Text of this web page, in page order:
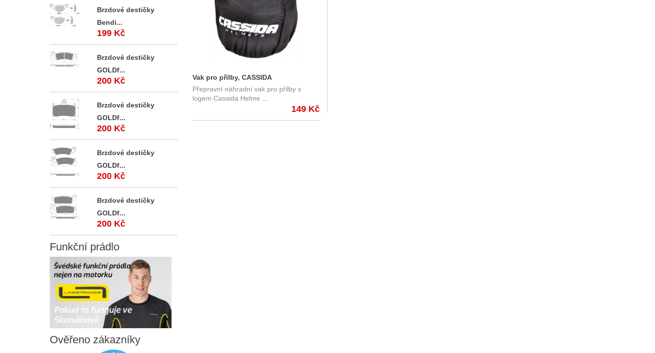
Vak pro přilby, CASSIDA
Přepravní náhradní vak pro přilby s
logem Cassida Helme
149 Kč
Brzdové destičky
Bendi...
199 Kč
Brzdové destičky
GOLDf...
200 Kč
Brzdové destičky
GOLDf...
200 Kč
Brzdové destičky
GOLDf...
200 Kč
Brzdové destičky
GOLDf...
200 Kč
Funkční prádlo
Ověřeno zákazníky